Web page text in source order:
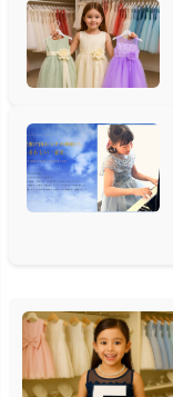
③ 演奏の動きを妨
発表会ドレス選びで
アノならペダル操作
右腕のゆとり、管楽
質は衣装で変わりま
アノ教師の店長が発
た商品
を多数ご用意